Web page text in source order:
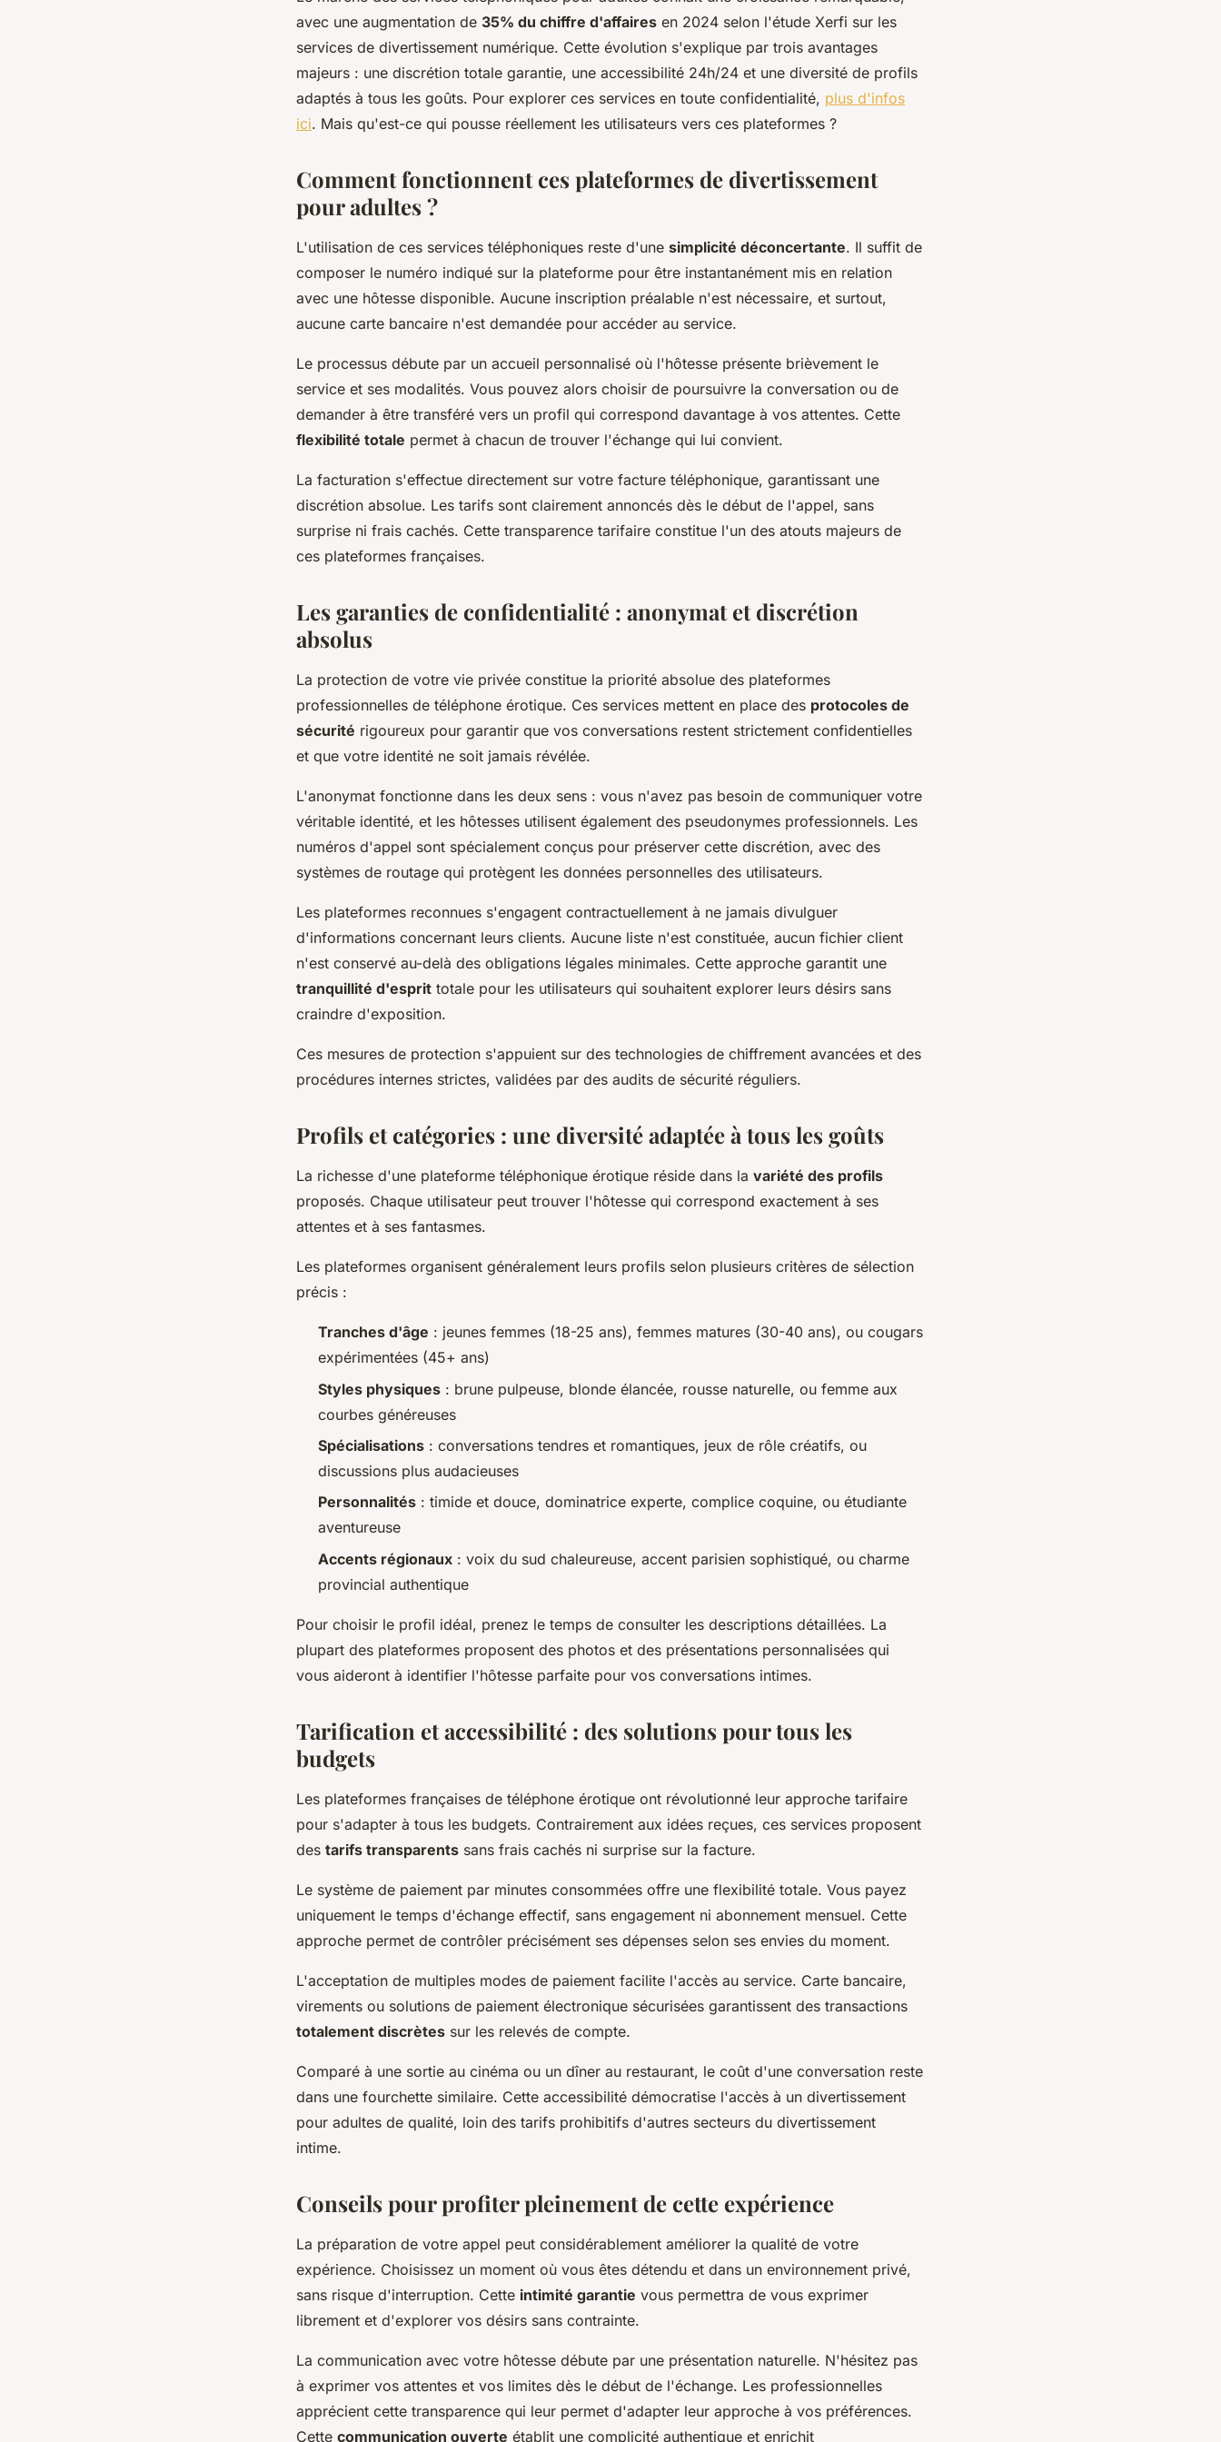
avec une augmentation de 35% du chiffre d'affaires en 2024 selon l'étude Xerfi sur les
services de divertissement numérique. Cette évolution s'explique par trois avantages
majeurs : une discrétion totale garantie, une accessibilité 24h/24 et une diversité de profils
adaptés à tous les goûts. Pour explorer ces services en toute confidentialité, plus d'infos
ici. Mais qu'est-ce qui pousse réellement les utilisateurs vers ces plateformes ?
Comment fonctionnent ces plateformes de divertissement
pour adultes ?
L'utilisation de ces services téléphoniques reste d'une simplicité déconcertante. Il suffit de
composer le numéro indiqué sur la plateforme pour être instantanément mis en relation
avec une hôtesse disponible. Aucune inscription préalable n'est nécessaire, et surtout,
aucune carte bancaire n'est demandée pour accéder au service.
Le processus débute par un accueil personnalisé où l'hôtesse présente brièvement le
service et ses modalités. Vous pouvez alors choisir de poursuivre la conversation ou de
demander à être transféré vers un profil qui correspond davantage à vos attentes. Cette
flexibilité totale permet à chacun de trouver l'échange qui lui convient.
La facturation s'effectue directement sur votre facture téléphonique, garantissant une
discrétion absolue. Les tarifs sont clairement annoncés dès le début de l'appel, sans
surprise ni frais cachés. Cette transparence tarifaire constitue l'un des atouts majeurs de
ces plateformes françaises.
Les garanties de confidentialité : anonymat et discrétion
absolus
La protection de votre vie privée constitue la priorité absolue des plateformes
professionnelles de téléphone érotique. Ces services mettent en place des protocoles de
sécurité rigoureux pour garantir que vos conversations restent strictement confidentielles
et que votre identité ne soit jamais révélée.
L'anonymat fonctionne dans les deux sens : vous n'avez pas besoin de communiquer votre
véritable identité, et les hôtesses utilisent également des pseudonymes professionnels. Les
numéros d'appel sont spécialement conçus pour préserver cette discrétion, avec des
systèmes de routage qui protègent les données personnelles des utilisateurs.
Les plateformes reconnues s'engagent contractuellement à ne jamais divulguer
d'informations concernant leurs clients. Aucune liste n'est constituée, aucun fichier client
n'est conservé au-delà des obligations légales minimales. Cette approche garantit une
tranquillité d'esprit totale pour les utilisateurs qui souhaitent explorer leurs désirs sans
craindre d'exposition.
Ces mesures de protection s'appuient sur des technologies de chiffrement avancées et des
procédures internes strictes, validées par des audits de sécurité réguliers.
Profils et catégories : une diversité adaptée à tous les goûts
La richesse d'une plateforme téléphonique érotique réside dans la variété des profils
proposés. Chaque utilisateur peut trouver l'hôtesse qui correspond exactement à ses
attentes et à ses fantasmes.
Les plateformes organisent généralement leurs profils selon plusieurs critères de sélection
précis :
Tranches d'âge : jeunes femmes (18-25 ans), femmes matures (30-40 ans), ou cougars
expérimentées (45+ ans)
Styles physiques : brune pulpeuse, blonde élancée, rousse naturelle, ou femme aux
courbes généreuses
Spécialisations : conversations tendres et romantiques, jeux de rôle créatifs, ou
discussions plus audacieuses
Personnalités : timide et douce, dominatrice experte, complice coquine, ou étudiante
aventureuse
Accents régionaux : voix du sud chaleureuse, accent parisien sophistiqué, ou charme
provincial authentique
Pour choisir le profil idéal, prenez le temps de consulter les descriptions détaillées. La
plupart des plateformes proposent des photos et des présentations personnalisées qui
vous aideront à identifier l'hôtesse parfaite pour vos conversations intimes.
Tarification et accessibilité : des solutions pour tous les
budgets
Les plateformes françaises de téléphone érotique ont révolutionné leur approche tarifaire
pour s'adapter à tous les budgets. Contrairement aux idées reçues, ces services proposent
des tarifs transparents sans frais cachés ni surprise sur la facture.
Le système de paiement par minutes consommées offre une flexibilité totale. Vous payez
uniquement le temps d'échange effectif, sans engagement ni abonnement mensuel. Cette
approche permet de contrôler précisément ses dépenses selon ses envies du moment.
L'acceptation de multiples modes de paiement facilite l'accès au service. Carte bancaire,
virements ou solutions de paiement électronique sécurisées garantissent des transactions
totalement discrètes sur les relevés de compte.
Comparé à une sortie au cinéma ou un dîner au restaurant, le coût d'une conversation reste
dans une fourchette similaire. Cette accessibilité démocratise l'accès à un divertissement
pour adultes de qualité, loin des tarifs prohibitifs d'autres secteurs du divertissement
intime.
Conseils pour profiter pleinement de cette expérience
La préparation de votre appel peut considérablement améliorer la qualité de votre
expérience. Choisissez un moment où vous êtes détendu et dans un environnement privé,
sans risque d'interruption. Cette intimité garantie vous permettra de vous exprimer
librement et d'explorer vos désirs sans contrainte.
La communication avec votre hôtesse débute par une présentation naturelle. N'hésitez pas
à exprimer vos attentes et vos limites dès le début de l'échange. Les professionnelles
apprécient cette transparence qui leur permet d'adapter leur approche à vos préférences.
Cette communication ouverte établit une complicité authentique et enrichit